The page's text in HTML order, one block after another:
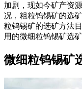
加剧，现如今矿产资
况，粗粒钨锡矿的选
粒钨锡矿的选矿方法
用的微细粒钨锡矿选
微细粒钨锡矿